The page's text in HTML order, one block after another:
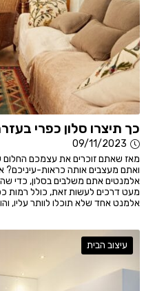
כך תיצרו סלון כפרי
09/11/2023
מאז שאתם זוכרים את עצמכם החלום
ואתם מעצבים אותה כראות-עיניכם?
אלמנטים אתם משלבים בסלון, כדי
מעט דרכים לעשות זאת, כולל רמות
אלמנט אחד שלא תוכלו לוותר עליו,
עיצוב הבית